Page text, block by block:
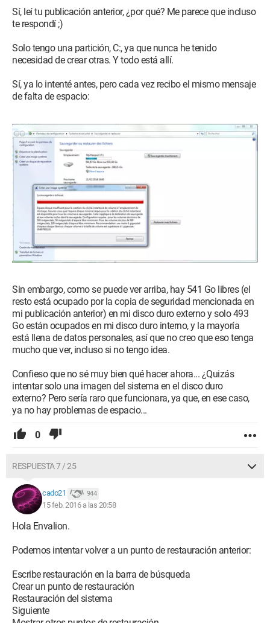
Sí, leí tu publicación anterior, ¿por qué? Me parece que incluso
te respondí ;)
Solo tengo una partición, C:, ya que nunca he tenido
necesidad de crear otras. Y todo está allí.
Sí, ya lo intenté antes, pero cada vez recibo el mismo mensaje
de falta de espacio:
Sin embargo, como se puede ver arriba, hay 541 Go libres (el
resto está ocupado por la copia de seguridad mencionada en
mi publicación anterior) en mi disco duro externo y solo 493
Go están ocupados en mi disco duro interno, y la mayoría
está llena de datos personales, así que no creo que eso tenga
mucho que ver, incluso si no tengo idea.
Confieso que no sé muy bien qué hacer ahora... ¿Quizás
intentar solo una imagen del sistema en el disco duro
externo? Pero sería raro que funcionara, ya que, en ese caso,
ya no hay problemas de espacio...
0
RESPUESTA 7 / 25
cado21 944
15 feb. 2016 a las 20:58
Hola Envalion.
Podemos intentar volver a un punto de restauración anterior:
Escribe restauración en la barra de búsqueda
Crear un punto de restauración
Restauración del sistema
Siguiente